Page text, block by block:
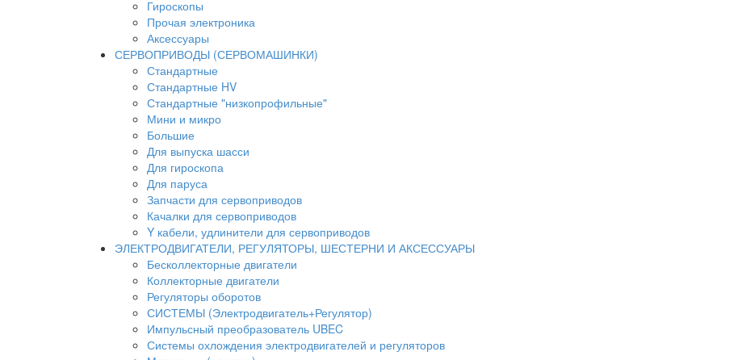
Гироскопы
Прочая электроника
Аксессуары
СЕРВОПРИВОДЫ (СЕРВОМАШИНКИ)
Стандартные
Стандартные HV
Стандартные "низкопрофильные"
Мини и микро
Большие
Для выпуска шасси
Для гироскопа
Для паруса
Запчасти для сервоприводов
Качалки для сервоприводов
Y кабели, удлинители для сервоприводов
ЭЛЕКТРОДВИГАТЕЛИ, РЕГУЛЯТОРЫ, ШЕСТЕРНИ И АКСЕССУАРЫ
Бесколлекторные двигатели
Коллекторные двигатели
Регуляторы оборотов
СИСТЕМЫ (Электродвигатель+Регулятор)
Импульсный преобразователь UBEC
Системы охлождения электродвигателей и регуляторов